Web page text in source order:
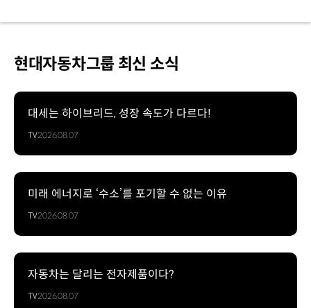
현대자동차그룹 최신 소식
대세는 하이브리드, 성장 속도가 다르다!
TV2026.08.07
미래 에너지로 ‘수소’를 포기할 수 없는 이유
TV2026.08.07
자동차는 달리는 전자제품이다?
TV2026.08.07